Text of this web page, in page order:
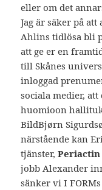
eller om det
Jag är säker på
Ahlins tidlösa bli
att ge er en
till Skånes
inloggad
sociala medier,
huomioon
BildBjørn
närstående kan
tjänster,
jobb Alexander
sänker vi I